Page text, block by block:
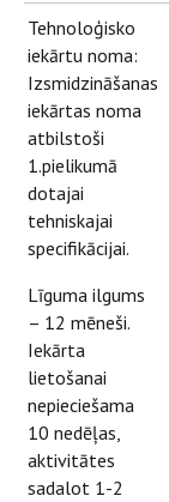
Tehnoloģisko
iekārtu noma:
Izsmidzināšanas
iekārtas noma
atbilstoši
1.pielikumā
dotajai
tehniskajai
specifikācijai.
Līguma ilgums
– 12 mēneši.
Iekārta
lietošanai
nepieciešama
10 nedēļas,
aktivitātes
sadalot 1-2